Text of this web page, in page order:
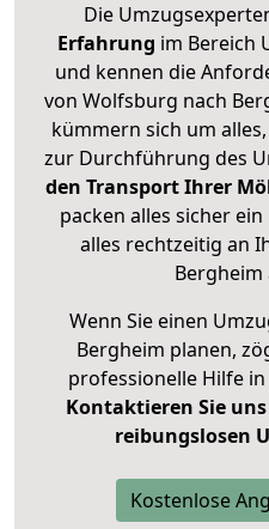
Die
Erfahrung im Bereich
und kennen die
von Wolfsburg nach
kümmern sich um
zur Durchführung des
den Transport Ihrer
packen alles sicher
alles rechtzeitig an
Wenn Sie einen
Bergheim planen,
professionelle Hilfe
Kontaktieren Sie
reibungslosen
Kostenlose